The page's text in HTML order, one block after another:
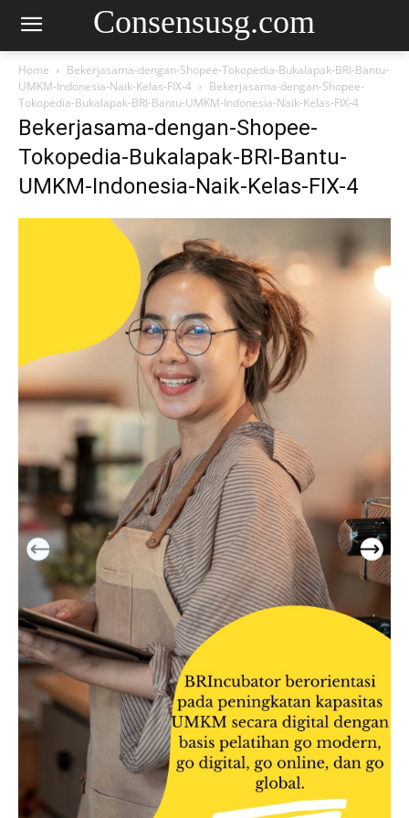
Consensusg.com
Home
Bekerjasama-dengan-Shopee-Tokopedia-Bukalapak-BRI-Bantu-
UMKM-Indonesia-Naik-Kelas-FIX-4
Bekerjasama-dengan-Shopee-
Tokopedia-Bukalapak-BRI-Bantu-UMKM-Indonesia-Naik-Kelas-FIX-4
Bekerjasama-dengan-Shopee-
Tokopedia-Bukalapak-BRI-Bantu-
UMKM-Indonesia-Naik-Kelas-FIX-4